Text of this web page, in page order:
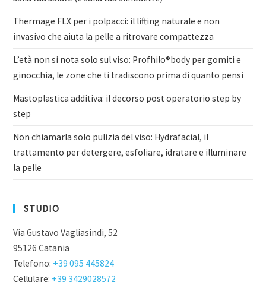
Thermage FLX per i polpacci: il lifting naturale e non
invasivo che aiuta la pelle a ritrovare compattezza
L’età non si nota solo sul viso: Profhilo®body per gomiti e
ginocchia, le zone che ti tradiscono prima di quanto pensi
Mastoplastica additiva: il decorso post operatorio step by
step
Non chiamarla solo pulizia del viso: Hydrafacial, il
trattamento per detergere, esfoliare, idratare e illuminare
la pelle
STUDIO
Via Gustavo Vagliasindi, 52
95126 Catania
Telefono: +39 095 445824
Cellulare: +39 3429028572